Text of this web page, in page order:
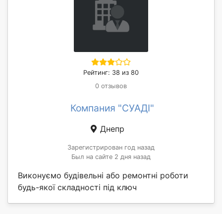
Рейтинг: 38 из 80
0 отзывов
Компания "СУАДІ"
Днепр
Зарегистрирован год назад
Был на сайте 2 дня назад
Виконуємо будівельні або ремонтні роботи
будь-якої складності під ключ